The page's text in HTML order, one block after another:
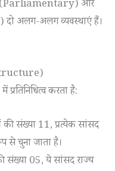
(Parliamentary) और
दो अलग-अलग व्यवस्थाएं हैं।
करता है:
की संख्या 11, प्रत्येक सांसद
से चुना जाता है।
संख्या 05, ये सांसद राज्य